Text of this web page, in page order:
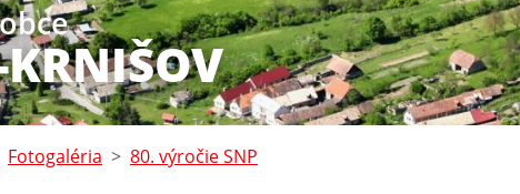
Fotogaléria 80. výročie SNP